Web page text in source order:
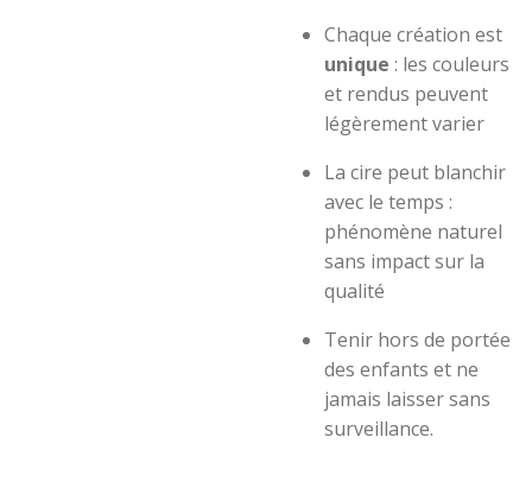
Chaque création est
unique : les couleurs
et rendus peuvent
légèrement varier
La cire peut blanchir
avec le temps :
phénomène naturel
sans impact sur la
qualité
Tenir hors de portée
des enfants et ne
jamais laisser sans
surveillance.